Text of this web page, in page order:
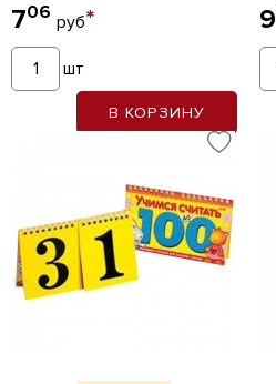
706 руб*
шт
В КОРЗИНУ
9